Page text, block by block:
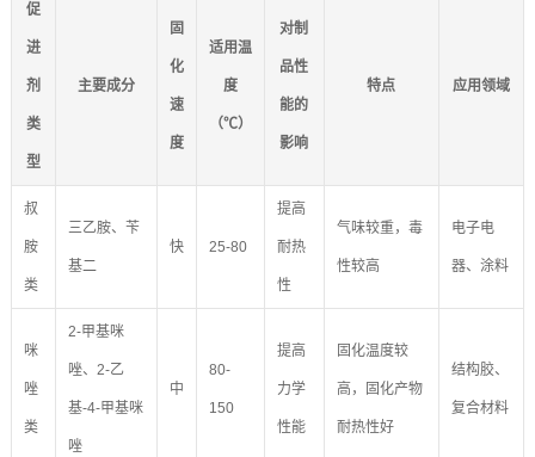
促
进
剂
类
型
主要成分
固
化
速
度
适用温
度
（℃）
对制
品性
能的
影响
特点 应用领域
叔
胺
类
三乙胺、苄
基二
快 25-80
提高
耐热
性
气味较重，毒
性较高
电子电
器、涂料
咪
唑
类
2-甲基咪
唑、2-乙
基-4-甲基咪
唑
中
80-
150
提高
力学
性能
固化温度较
高，固化产物
耐热性好
结构胶、
复合材料